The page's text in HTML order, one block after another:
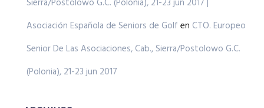
Sierra/Postolowo G.C. (Polonia), 21-23 jun 2017 |
Asociación Española de Seniors de Golf en CTO. Europeo
Senior De Las Asociaciones, Cab., Sierra/Postolowo G.C.
(Polonia), 21-23 jun 2017